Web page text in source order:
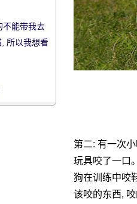
第二: 有一次
玩具咬了一口
狗在训练中咬
该咬的东西,
不能带我去
所以我想看